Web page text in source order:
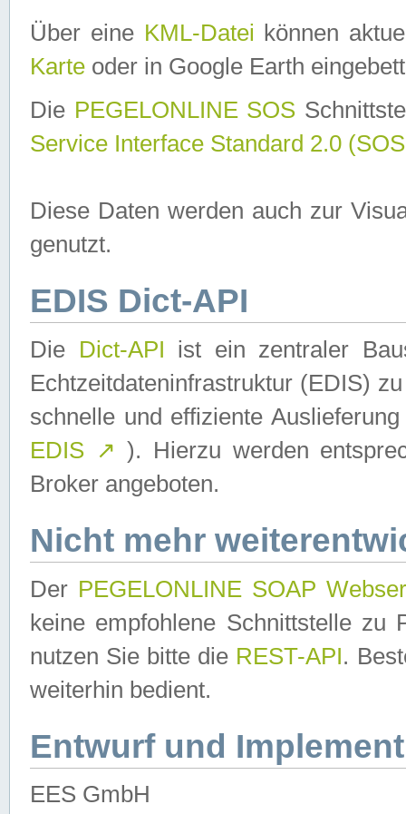
Über eine KML-Datei können
Karte oder in Google Earth
Die PEGELONLINE SOS
Service Interface Standard 2.0
Diese Daten werden auch zur
genutzt.
EDIS Dict-API
Die Dict-API ist ein zentraler
Echtzeitdateninfrastruktur (EDIS)
schnelle und effiziente
EDIS ↗ ). Hierzu werden
Broker angeboten.
Nicht mehr
Der PEGELONLINE SOAP
keine empfohlene Schnittstelle zu
nutzen Sie bitte die REST-API.
weiterhin bedient.
Entwurf und
EES GmbH